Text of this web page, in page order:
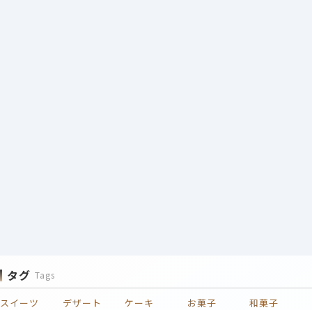
タグ Tags
スイーツ デザート ケーキ お菓子
和菓子